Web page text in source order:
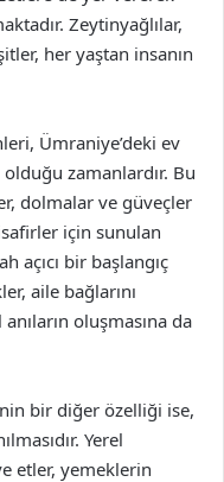
Zeytinyağlılar,
her yaştan insanın
Ümraniye’deki ev
zamanlardır. Bu
dolmalar ve güveçler
için sunulan
açıcı bir başlangıç
aile bağlarını
oluşmasına da
bir diğer özelliği ise,
Yerel
etler, yemeklerin